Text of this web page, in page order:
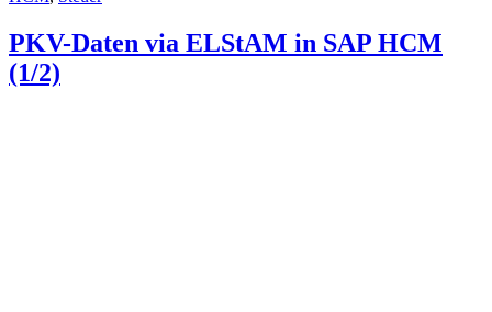
PKV-Daten via ELStAM in SAP HCM
(1/2)